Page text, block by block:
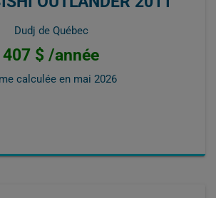
Dudj de Québec
407 $ /année
calculée en mai 2026